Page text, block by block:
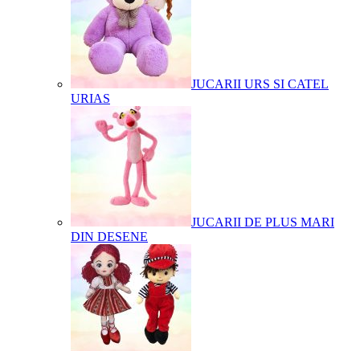
JUCARII URS SI CATEL
URIAS
JUCARII DE PLUS MARI
DIN DESENE